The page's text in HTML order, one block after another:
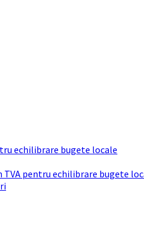
echilibrare bugete locale
TVA pentru echilibrare bugete